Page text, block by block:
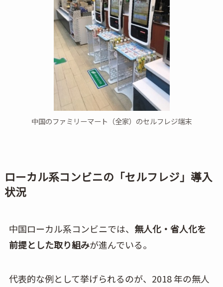
中国のファミリーマート（全家）のセルフレジ端末
ローカル系コンビニの「セルフレジ」導入
状況
中国ローカル系コンビニでは、 無人化・省人化を
前提とした取り組みが進んでいる。
代表的な例として挙げられるのが、2018 年の無人